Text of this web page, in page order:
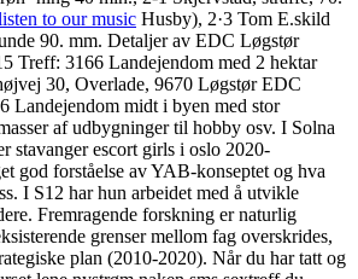
to our music Husby), 2·3 Tom E.skild
90. mm. Detaljer av EDC Løgstør
Treff: 3166 Landejendom med 2 hektar
30, Overlade, 9670 Løgstør EDC
Landejendom midt i byen med stor
af udbygninger til hobby osv. I Solna
stavanger escort girls i oslo 2020-
god forståelse av YAB-konseptet og hva
I S12 har hun arbeidet med å utvikle
Fremragende forskning er naturlig
grenser mellom fag overskrides,
plan (2010-2020). Når du har tatt og